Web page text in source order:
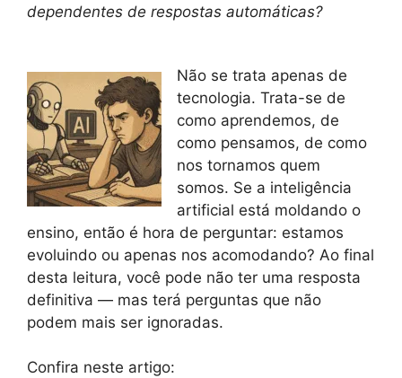
dependentes de respostas automáticas?
Não se trata apenas de
tecnologia. Trata-se de
como aprendemos, de
como pensamos, de como
nos tornamos quem
somos. Se a inteligência
artificial está moldando o
ensino, então é hora de perguntar: estamos
evoluindo ou apenas nos acomodando? Ao final
desta leitura, você pode não ter uma resposta
definitiva — mas terá perguntas que não
podem mais ser ignoradas.
Confira neste artigo: